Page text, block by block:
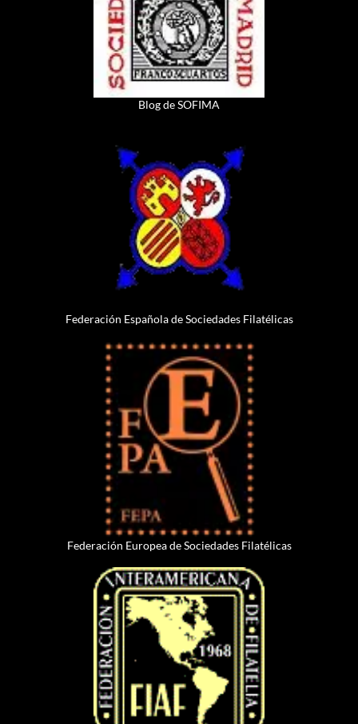
Blog de SOFIMA
Federación Española de Sociedades Filatélicas
Federación Europea de Sociedades Filatélicas